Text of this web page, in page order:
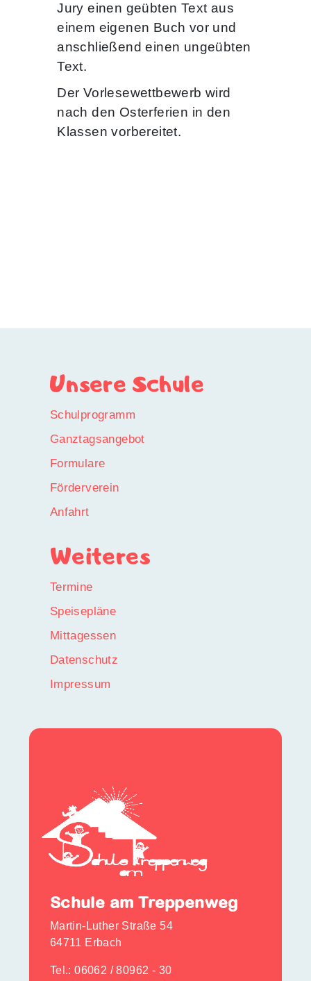
Jury einen geübten Text aus
einem eigenen Buch vor und
anschließend einen ungeübten
Text.
Der Vorlesewettbewerb wird
nach den Osterferien in den
Klassen vorbereitet.
Unsere Schule
Schulprogramm
Ganztagsangebot
Formulare
Förderverein
Anfahrt
Weiteres
Termine
Speisepläne
Mittagessen
Datenschutz
Impressum
Schule am Treppenweg
Martin-Luther Straße 54
64711 Erbach
Tel.:06062 / 80962 - 30